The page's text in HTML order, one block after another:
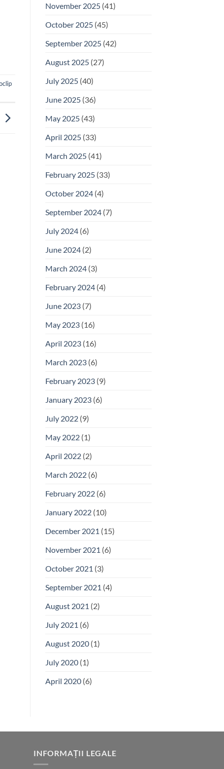
November 2025(41)
October 2025(45)
September 2025(42)
August 2025(27)
July 2025(40)
June 2025(36)
May 2025(43)
April 2025(33)
March 2025(41)
February 2025(33)
October 2024(4)
September 2024(7)
July 2024(6)
June 2024(2)
March 2024(3)
February 2024(4)
June 2023(7)
May 2023(16)
April 2023(16)
March 2023(6)
February 2023(9)
January 2023(6)
July 2022(9)
May 2022(1)
April 2022(2)
March 2022(6)
February 2022(6)
January 2022(10)
December 2021 (15)
November 2021 (6)
October 2021 (3)
September 2021 (4)
August 2021 (2)
July 2021 (6)
August 2020(1)
July 2020(1)
April 2020(6)
INFORMAȚII LEGALE